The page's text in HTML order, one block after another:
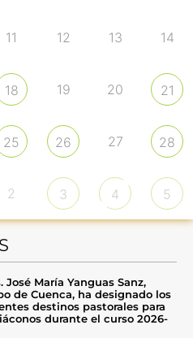
11 12 13 14
18 19 20 21
25 26 27 28
2 3 4 5
José María Yanguas Sanz,
de Cuenca, ha designado los
destinos pastorales para
durante el curso 2026-